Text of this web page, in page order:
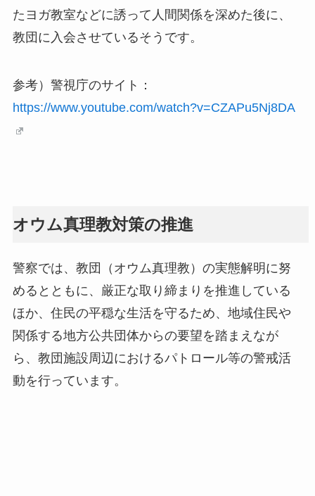
たヨガ教室などに誘って人間関係を深めた後に、
教団に入会させているそうです。
参考）警視庁のサイト：
https://www.youtube.com/watch?v=CZAPu5Nj8DA
オウム真理教対策の推進
警察では、教団（オウム真理教）の実態解明に努
めるとともに、厳正な取り締まりを推進している
ほか、住民の平穏な生活を守るため、地域住民や
関係する地方公共団体からの要望を踏まえなが
ら、教団施設周辺におけるパトロール等の警戒活
動を行っています。